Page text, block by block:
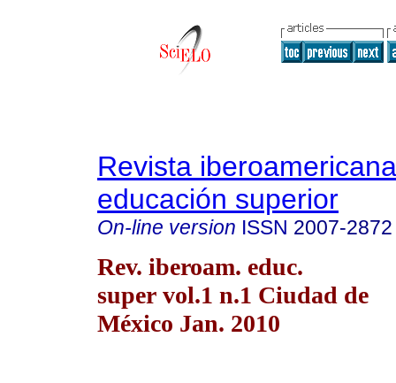
Revista
educación superior
On-line version ISSN 2007-2872
Rev. iberoam. educ.
super vol.1 n.1 Ciudad de
México Jan. 2010